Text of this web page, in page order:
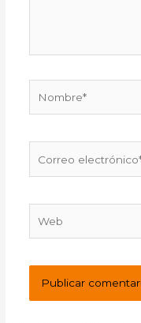
electrónico*